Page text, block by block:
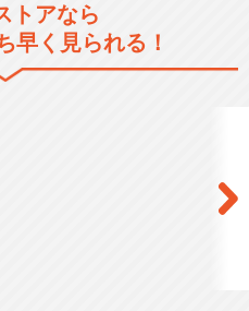
よふかしのうた
トアなら
早く見られる！